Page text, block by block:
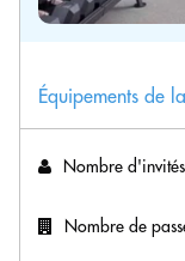
Équipements de
Nombre d'invités
Nombre de